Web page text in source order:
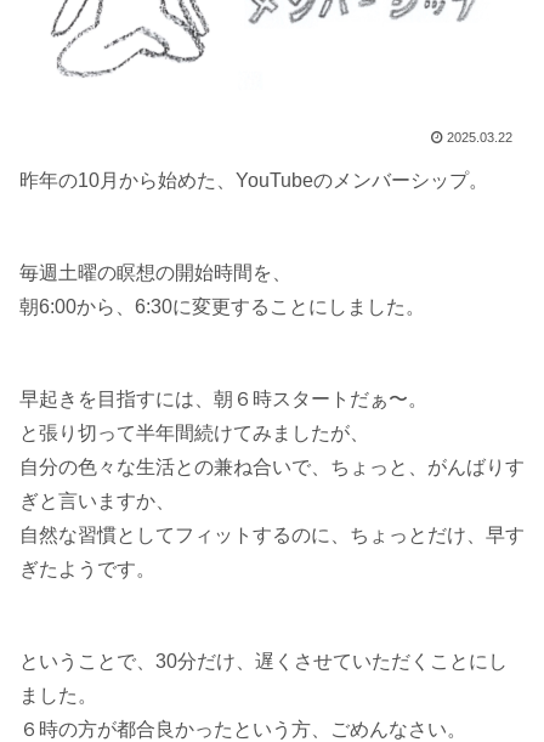
2025.03.22
昨年の10月から始めた、YouTubeのメンバーシップ。
毎週土曜の瞑想の開始時間を、
朝6:00から、6:30に変更することにしました。
早起きを目指すには、朝６時スタートだぁ〜。
と張り切って半年間続けてみましたが、
自分の色々な生活との兼ね合いで、ちょっと、がんばりす
ぎと言いますか、
自然な習慣としてフィットするのに、ちょっとだけ、早す
ぎたようです。
ということで、30分だけ、遅くさせていただくことにし
ました。
６時の方が都合良かったという方、ごめんなさい。